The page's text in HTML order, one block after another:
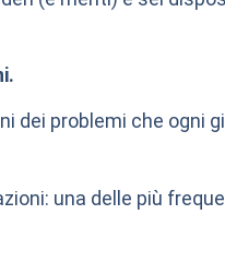
dei problemi che ogni
una delle più